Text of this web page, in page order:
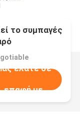
το συμπαγές
κενό
ελάτε σε
επαφή με